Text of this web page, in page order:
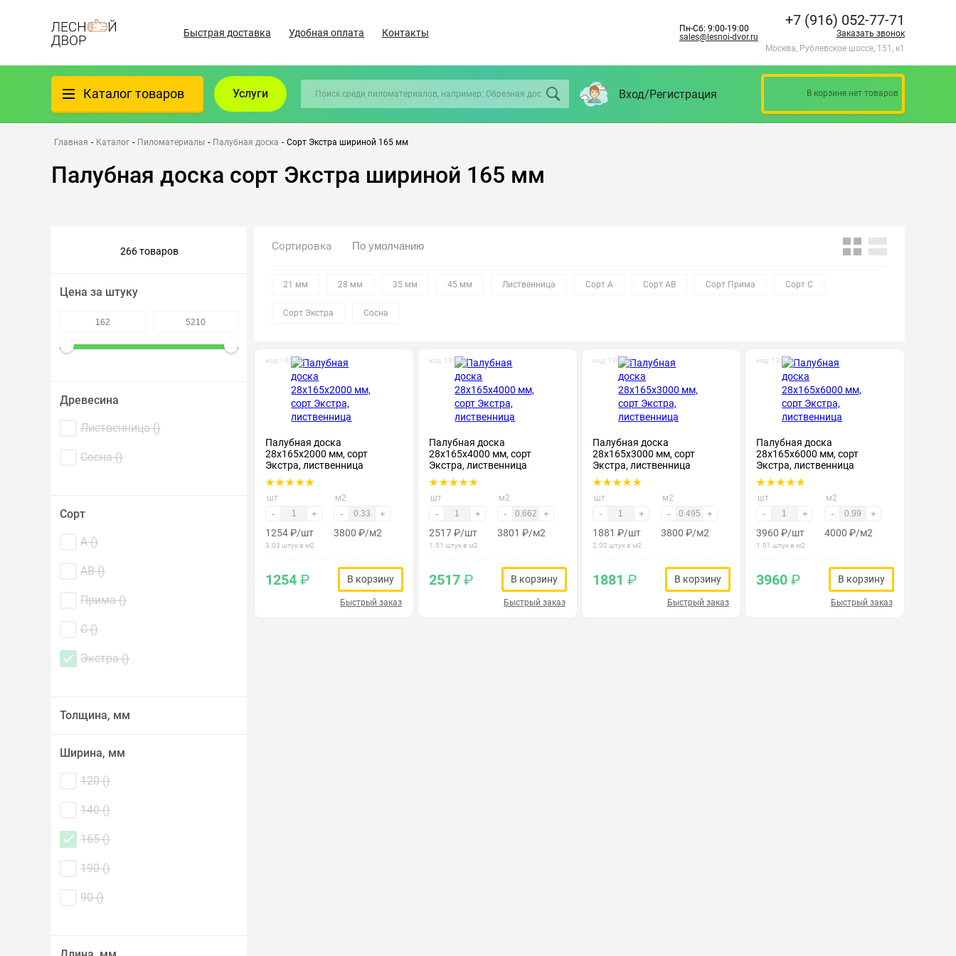
Быстрая доставка Удобная оплата Контакты
Пн-Сб: 9:00-19:00
sales@lesnoi-dvor.ru
+7 (916) 052-77-71
Заказать звонок
Москва, Рублевское шоссе, 151, к1
Каталог товаров
Фанера
Пиломатериалы
Всё для бани
Утеплители/Изоляция
Услуги Вход/Регистрация В корзине нет товаров
Главная - Каталог - Пиломатериалы - Палубная доска - Сорт Экстра шириной 165 мм
Палубная доска сорт Экстра шириной 165 мм
266 товаров
Цена за штуку
Древесина
Лиственница ()
Сосна ()
Сорт
А ()
АВ ()
Прима ()
С ()
Экстра ()
Толщина, мм
Ширина, мм
120 ()
140 ()
165 ()
190 ()
90 ()
Сортировка
21 мм 28 мм 35 мм 45 мм Лиственница Сорт А Сорт АВ Сорт Прима Сорт С
Сорт Экстра Сосна
код: 130037
Палубная доска
28х165х2000 мм, сорт
Экстра, лиственница
шт
- +
1254₽/шт
3.03 штук в м2
м2
- +
3800 ₽/м2
1254 ₽ В корзину
Быстрый заказ
код: 130039
Палубная доска
28х165х4000 мм, сорт
Экстра, лиственница
шт
- +
2517₽/шт
1.51 штук в м2
м2
- +
3801 ₽/м2
2517₽ В корзину
Быстрый заказ
код: 130038
Палубная доска
28х165х3000 мм, сорт
Экстра, лиственница
шт
- +
1881 ₽/шт
2.02 штук в м2
м2
- +
3800 ₽/м2
1881 ₽ В корзину
Быстрый заказ
код: 130041
Палубная доска
28х165х6000 мм, сорт
Экстра, лиственница
шт
- +
3960 ₽/шт
1.01 штук в м2
м2
- +
4000 ₽/м2
3960₽ В корзину
Быстрый заказ